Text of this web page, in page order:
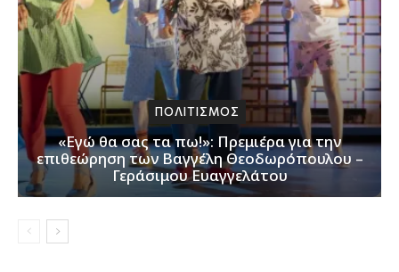
ΠΟΛΙΤΙΣΜΟΣ
«Εγώ θα σας τα πω!»: Πρεμιέρα για την
επιθεώρηση των Βαγγέλη Θεοδωρόπουλου –
Γεράσιμου Ευαγγελάτου